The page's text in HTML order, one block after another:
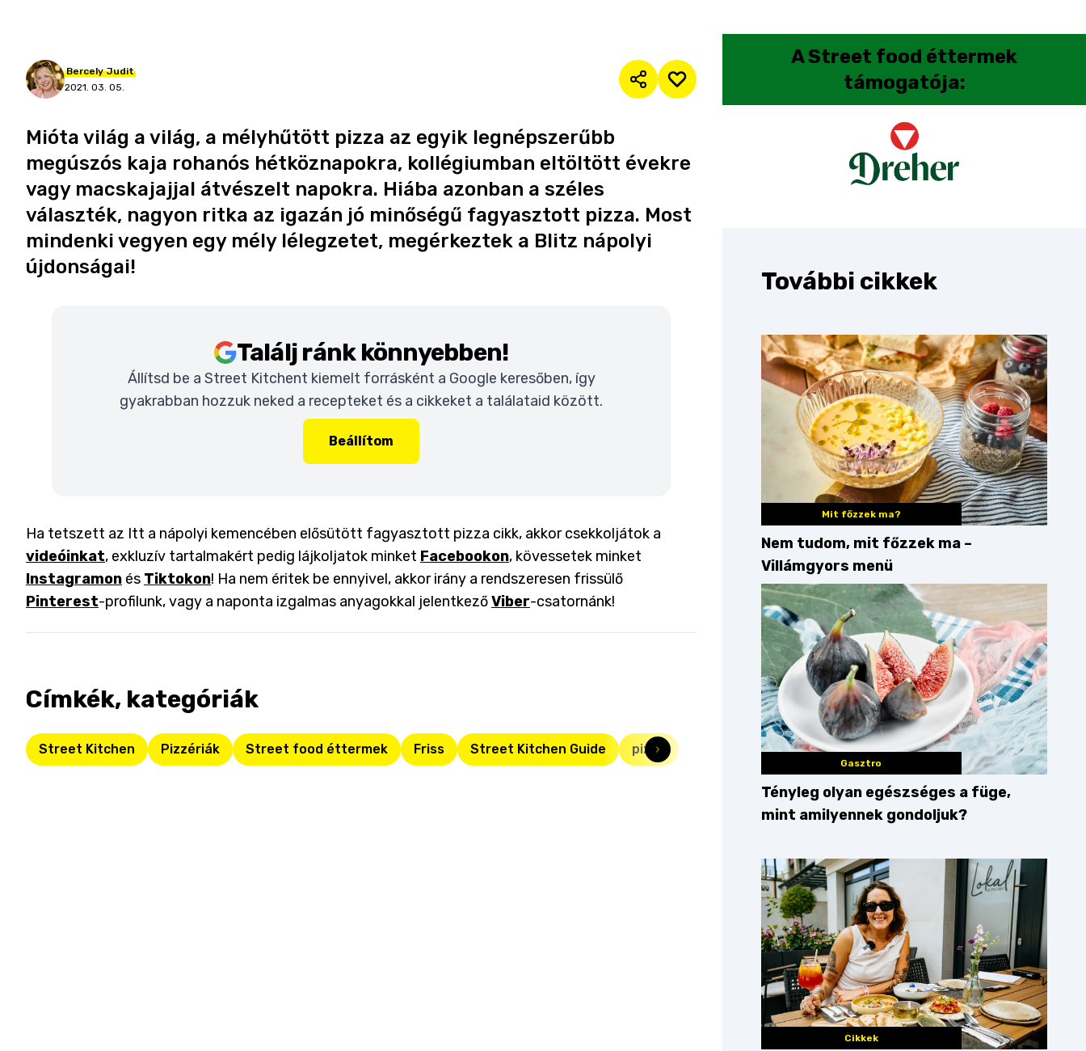
Bercely Judit
2021. 03. 05.
Mióta világ a világ, a mélyhűtött pizza az egyik legnépszerűbb
megúszós kaja rohanós hétköznapokra, kollégiumban eltöltött évekre
vagy macskajajjal átvészelt napokra. Hiába azonban a széles
választék, nagyon ritka az igazán jó minőségű fagyasztott pizza. Most
mindenki vegyen egy mély lélegzetet, megérkeztek a Blitz nápolyi
újdonságai!
Találj ránk könnyebben!
Állítsd be a Street Kitchent kiemelt forrásként a Google keresőben, így
gyakrabban hozzuk neked a recepteket és a cikkeket a találataid között.
Beállítom
Ha tetszett az Itt a nápolyi kemencében elősütött fagyasztott pizza cikk, akkor csekkoljátok a
videóinkat, exkluzív tartalmakért pedig lájkoljatok minket Facebookon, kövessetek minket
Instagramon és Tiktokon! Ha nem éritek be ennyivel, akkor irány a rendszeresen frissülő
Pinterest-profilunk, vagy a naponta izgalmas anyagokkal jelentkezőViber-csatornánk!
Címkék, kategóriák
Street Kitchen Pizzériák Street food éttermek Friss Street Kitchen Guide pizza
AStreet food éttermek
támogatója:
További cikkek
Mit főzzek ma?
Nem tudom, mit főzzek ma –
Villámgyors menü
Gasztro
Tényleg olyan egészséges a füge,
mint amilyennek gondoljuk?
Cikkek